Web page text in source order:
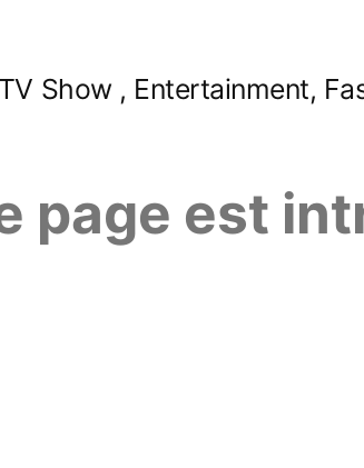
Show , Entertainment,
page est